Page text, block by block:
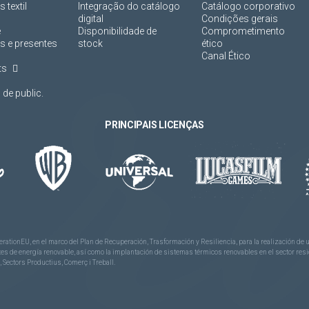
textil
e presentes
public.
Integração do catálogo
digital
Disponibilidade de
stock
Catálogo corporativo
Condições gerais
Comprometimento
ético
Canal Ético
PRINCIPAIS LICENÇAS
en el marco del Plan de Recuperación, Trasformación y Resiliencia, para la realización
de energía renovable, así como la implantación de sistemas térmicos renovables en el sector
Productius, Comerç i Treball.